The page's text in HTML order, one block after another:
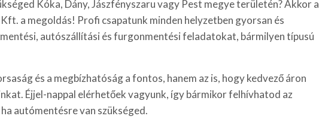
Kóka, Dány, Jászfényszaru vagy Pest megye területén? Akkor a
a megoldás! Profi csapatunk minden helyzetben gyorsan és
autószállítási és furgonmentési feladatokat, bármilyen típusú
és a megbízhatóság a fontos, hanem az is, hogy kedvező áron
Éjjel-nappal elérhetőek vagyunk, így bármikor felhívhatod az
autómentésre van szükséged.